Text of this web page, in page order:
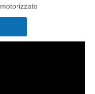
motorizzato